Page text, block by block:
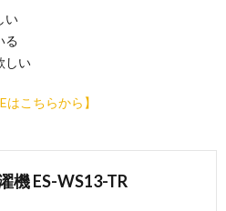
い
る
しい
はこちらから】
機 ES-WS13-TR